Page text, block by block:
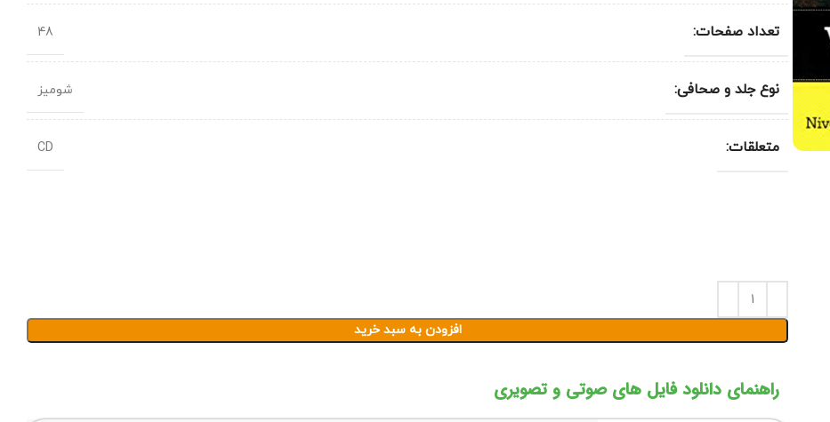
تعداد صفحات: 48
نوع جلد و صحافی: شومیز
متعلقات: CD
افزودن به سبد خرید
راهنمای دانلود فایل های صوتی و تصویری